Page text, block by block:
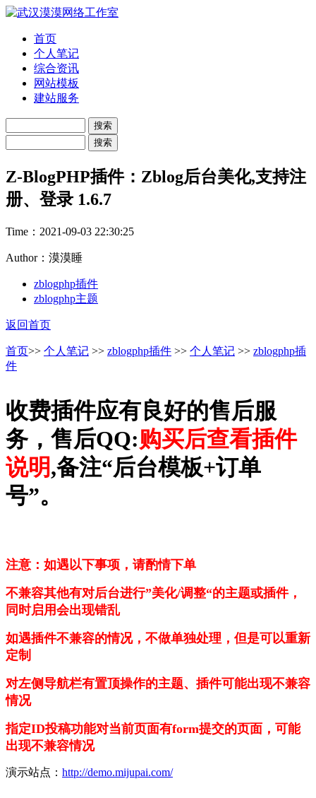
首页
个人笔记
综合资讯
网站模板
建站服务
Z-BlogPHP插件：Zblog后台美化,支持注
册、登录 1.6.7
Time： 2021-09-03 22:30:25
Author：漠漠睡
zblogphp插件
zblogphp主题
返回首页
首页>> 个人笔记 >> zblogphp插件 >> 个人笔记 >> zblogphp插
件
收费插件应有良好的售后服
务，售后QQ:购买后查看插件
说明,备注“后台模板+订单
号”。
注意：如遇以下事项，请酌情下单
不兼容其他有对后台进行”美化/调整“的主题或插件，
同时启用会出现错乱
如遇插件不兼容的情况，不做单独处理，但是可以重新
定制
对左侧导航栏有置顶操作的主题、插件可能出现不兼容
情况
指定ID投稿功能对当前页面有form提交的页面，可能
出现不兼容情况
演示站点： http://demo.mijupai.com/